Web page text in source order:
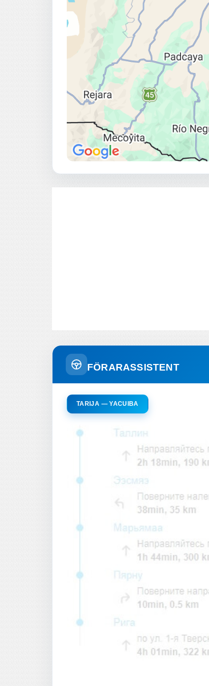
FÖRARASSISTENT
TARIJA — YACUIBA